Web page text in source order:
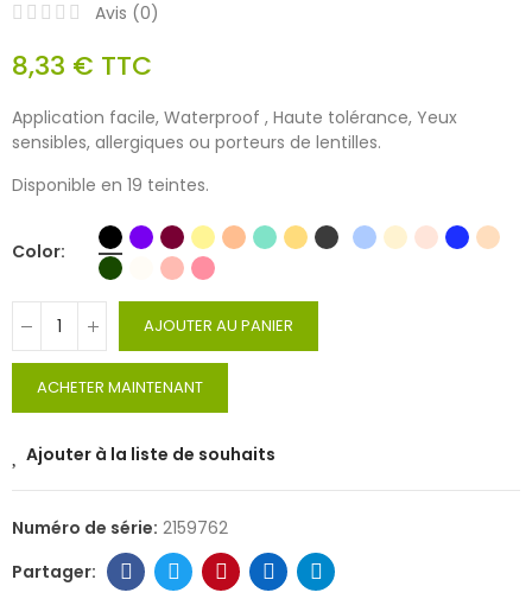
Avis (0)
8,33 € TTC
Application facile, Waterproof , Haute tolérance, Yeux
sensibles, allergiques ou porteurs de lentilles.
Disponible en 19 teintes.
Color
AJOUTER AU PANIER
ACHETER MAINTENANT
Ajouter à la liste de souhaits
Numéro de série: 2159762